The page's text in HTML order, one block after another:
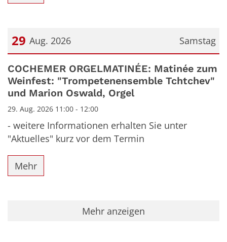
Samstag
29 Aug. 2026
Datum: 29. August 2026
COCHEMER ORGELMATINÉE: Matinée zum
Weinfest: "Trompetenensemble Tchtchev"
und Marion Oswald, Orgel
29. Aug. 2026 11:00 - 12:00
- weitere Informationen erhalten Sie unter
"Aktuelles" kurz vor dem Termin
Mehr
Mehr anzeigen